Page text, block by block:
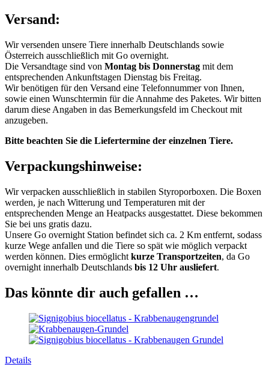
Versand:
Wir versenden unsere Tiere innerhalb Deutschlands sowie
Österreich ausschließlich mit Go overnight.
Die Versandtage sind von Montag bis Donnerstag mit dem
entsprechenden Ankunftstagen Dienstag bis Freitag.
Wir benötigen für den Versand eine Telefonnummer von Ihnen,
sowie einen Wunschtermin für die Annahme des Paketes. Wir bitten
darum diese Angaben in das Bemerkungsfeld im Checkout mit
anzugeben.
Bitte beachten Sie die Liefertermine der einzelnen Tiere.
Verpackungshinweise:
Wir verpacken ausschließlich in stabilen Styroporboxen. Die Boxen
werden, je nach Witterung und Temperaturen mit der
entsprechenden Menge an Heatpacks ausgestattet. Diese bekommen
Sie bei uns gratis dazu.
Unsere Go overnight Station befindet sich ca. 2 Km entfernt, sodass
kurze Wege anfallen und die Tiere so spät wie möglich verpackt
werden können. Dies ermöglicht kurze Transportzeiten, da Go
overnight innerhalb Deutschlands bis 12 Uhr ausliefert.
Das könnte dir auch gefallen …
Details